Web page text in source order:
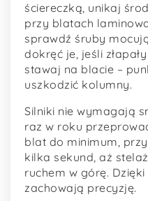
ściereczką, unikaj
przy blatach
sprawdź śruby
dokręć je, jeśli
stawaj na blacie –
uszkodzić kolumny.
Silniki nie wymagają
raz w roku
blat do minimum,
kilka sekund, aż
ruchem w górę.
zachowają precyzję.